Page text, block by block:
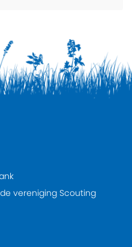
vereniging Scouting